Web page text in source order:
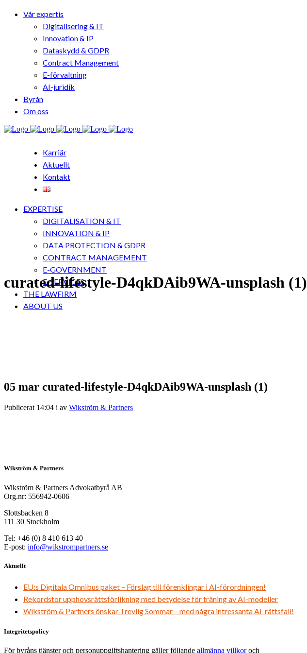
Vår expertis
Digitalisering & IT
Innovation & IP
Dataskydd & GDPR
Contract Management
E-förvaltning
AI-juridik
Byrån
Om oss
Karriär
Aktuellt
Kontakt
EXPERTISE
DIGITALISATION & IT
INNOVATION & IP
DATA PROTECTION & GDPR
CONTRACT MANAGEMENT
E-GOVERNMENT
E-SERVICES
THE LAWFIRM
ABOUT US
curated-lifestyle-D4qkDAib9WA-unsplash (1)
05 mar curated-lifestyle-D4qkDAib9WA-unsplash (1)
Publicerat 14:04 i av Wikström & Partners
Wikström & Partners
Wikström & Partners Advokatbyrå AB
Org.nr: 556942-0606
Slottsbacken 8
111 30 Stockholm
Tel: +46 (0) 8 410 613 40
E-post: info@wikstrompartners.se
Aktuellt
EU:s Digitala Omnibus paket – Förslag till förenklingar i AI-förordningen!
Rekordstor upphovsrättsförlikning med betydelse för träning av AI-modeller
Wikström & Partners önskar Trevlig Sommar – med några intressanta AI-rättsfall!
Integritetspolicy
För byråns tjänster och personuppgiftshantering gäller följande allmänna villkoroch